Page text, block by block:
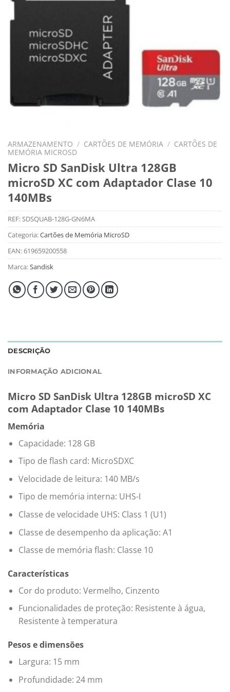
ARMAZENAMENTO / CARTÕES DE MEMÓRIA / CARTÕES DE
MEMÓRIA MICROSD
Micro SD SanDisk Ultra 128GB
microSD XC com Adaptador Clase 10
140MBs
REF:SDSQUAB-128G-GN6MA
Categoria:Cartões de Memória MicroSD
EAN:619659200558
Marca:Sandisk
DESCRIÇÃO
INFORMAÇÃO ADICIONAL
Micro SD SanDisk Ultra 128GB microSD XC
com Adaptador Clase 10 140MBs
Memória
Capacidade: 128 GB
Tipo de flash card: MicroSDXC
Velocidade de leitura: 140 MB/s
Tipo de memória interna: UHS-I
Classe de velocidade UHS: Class 1 (U1)
Classe de desempenho da aplicação: A1
Classe de memória flash: Classe 10
Características
Cor do produto: Vermelho, Cinzento
Funcionalidades de proteção: Resistente à água,
Resistente à temperatura
Pesos e dimensões
Largura: 15 mm
Profundidade: 24 mm